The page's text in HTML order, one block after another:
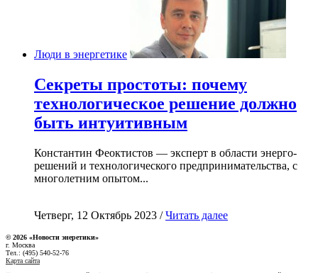
Люди в энергетике
Секреты простоты: почему
технологическое решение должно
быть интуитивным
Константин Феоктистов — эксперт в области энерго-
решений и технологического предпринимательства, с
многолетним опытом...
Четверг, 12 Октябрь 2023 /Читать далее
© 2026 «Новости энеретики»
г. Москва
Тел.: (495) 540-52-76
Карта сайта